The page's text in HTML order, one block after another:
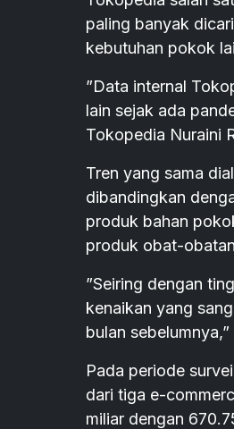
paling banyak
kebutuhan pokok
”Data internal
lain sejak ada
Tokopedia Nuraini
Tren yang sama
dibandingkan
produk bahan
produk obat-
”Seiring dengan
kenaikan yang
bulan
Pada periode
dari tiga e-
miliar dengan